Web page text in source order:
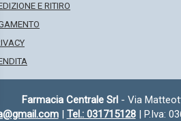
E RITIRO
Farmacia Centrale Srl- Via
| Tel.: 031715128| P.Iva: